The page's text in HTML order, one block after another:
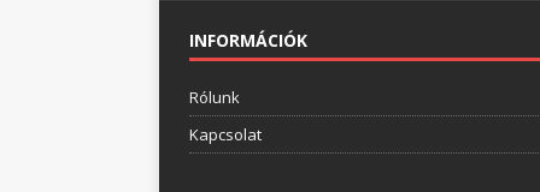
INFORMÁCIÓK
Rólunk
Kapcsolat